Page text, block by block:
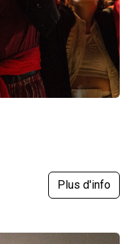
Plus d'info